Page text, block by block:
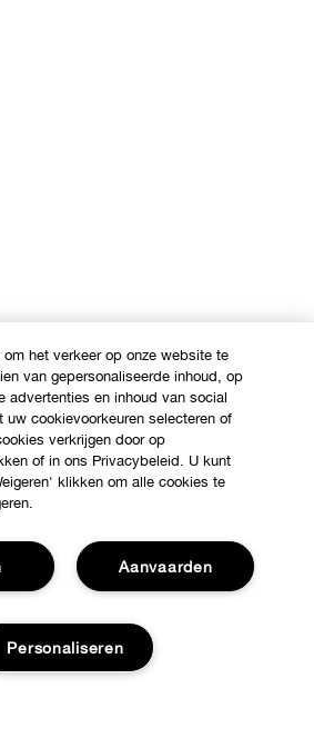
het verkeer op onze website te
van gepersonaliseerde inhoud, op
advertenties en inhoud van social
uw cookievoorkeuren selecteren of
verkrijgen door op
of in ons Privacybeleid. U kunt
klikken om alle cookies te
Aanvaarden
Personaliseren